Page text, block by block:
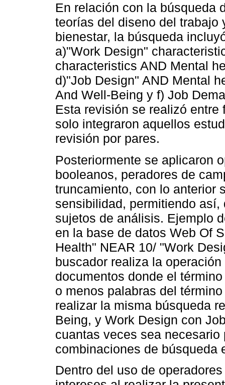
En relación con la búsqueda
teorías del diseno del
bienestar, la búsqueda
a)"Work Design"
characteristics AND Mental
d)"Job Design" AND Mental
And Well-Being y f) Job
Esta revisión se realizó
solo integraron aquellos
revisión por pares.
Posteriormente se aplicaron
booleanos, peradores de
truncamiento, con lo anterior
sensibilidad, permitiendo
sujetos de análisis. Ejemplo
en la base de datos Web Of
Health" NEAR 10/ "Work
buscador realiza la
documentos donde el
o menos palabras del
realizar la misma búsqueda
Being, y Work Design con
cuantas veces sea
combinaciones de búsqueda
Dentro del uso de